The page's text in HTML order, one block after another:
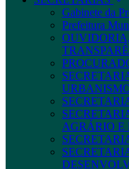
Gabinete da
Prefeitura
AGRÁRIO E